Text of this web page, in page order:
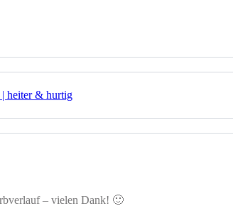
heiter & hurtig
– vielen Dank! 🙂